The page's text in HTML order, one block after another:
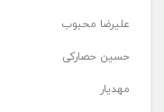
علیرضا محبوب
حسین حصارکی
مهدیار